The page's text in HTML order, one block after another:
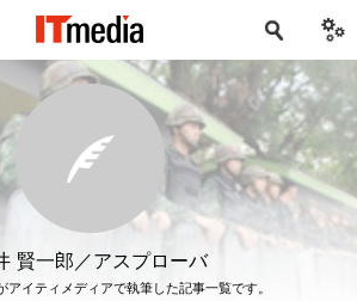
賢一郎／アスプローバ
イティメディアで執筆した記事一覧です。